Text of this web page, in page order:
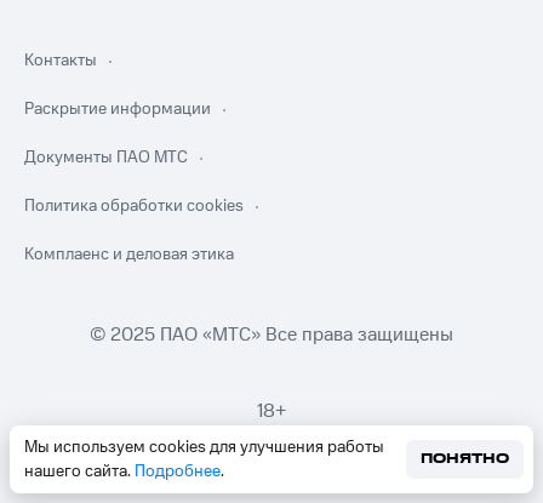
Мы используем cookies для улучшения работы
нашего сайта. Подробнее.
ПОНЯТНО
Контакты
Раскрытие информации
Документы ПАО МТС
Политика обработки cookies
Комплаенс и деловая этика
© 2025 ПАО «МТС» Все права защищены
18+